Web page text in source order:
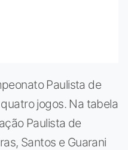
Paulista de
jogos. Na tabela
Paulista de
Santos e Guarani